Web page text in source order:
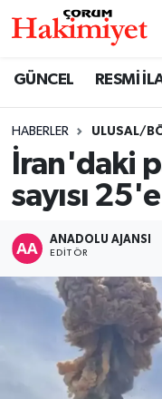
GÜNCEL RESMİ
HABERLER ULUSAL/
İran'daki
sayısı
ANADOLU AJANSI
EDITÖR
SAĞLIK
ASAYİŞ
EKONOMİ
GÜNCEL
AKTÜEL
EĞİTİM
Nöbetçi
Çorum Namaz
Trafik Durumu
Süper Lig Puan
Tüm Manşetler
Son Dakika
Haber Arşivi